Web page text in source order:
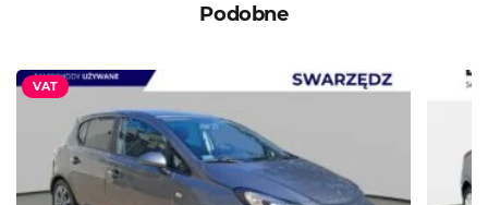
Podobne
VAT